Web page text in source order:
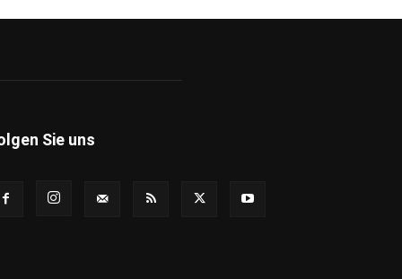
Sie uns